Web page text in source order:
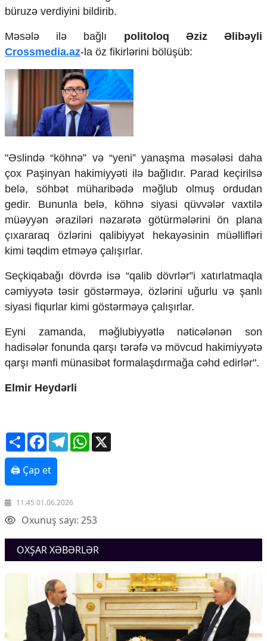
Hərbi sənaye
COP29
Cəmiyyət
Crossmedia.az - 1 yaş
Məhkəmə və hüquq
Ekologiya
Zəfər - 5
Media və QHT
Hadisə
Sağlamlıq
Sosium
Mənəvi dəyərlər
Texnologiya
Mətbuat-150
Missiyamız
büruzə verdiyini bildirib.
Məsələ ilə bağlı politoloq Əziz Əlibəyli
Crossmedia.az-la öz fikirlərini bölüşüb:
"Əslində “köhnə” və “yeni” yanaşma məsələsi daha
çox Paşinyan hakimiyyəti ilə bağlıdır. Parad keçirilsə
belə, söhbət müharibədə məğlub olmuş ordudan
gedir. Bununla belə, köhnə siyasi qüvvələr vaxtilə
müəyyən əraziləri nəzarətə götürmələrini ön plana
çıxararaq özlərini qalibiyyət hekayəsinin müəllifləri
kimi təqdim etməyə çalışırlar.
Seçkiqabağı dövrdə isə “qalib dövrlər”i xatırlatmaqla
cəmiyyətə təsir göstərməyə, özlərini uğurlu və şanlı
siyasi fiqurlar kimi göstərməyə çalışırlar.
Eyni zamanda, məğlubiyyətlə nəticələnən son
hadisələr fonunda qarşı tərəfə və mövcud hakimiyyətə
qarşı mənfi münasibət formalaşdırmağa cəhd edirlər".
Elmir Heydərli
ShareFacebookTelegramWhatsApp
🖨 Çap et
11:45 01.06.2026
Oxunuş sayı: 253
OXŞAR XƏBƏRLƏR